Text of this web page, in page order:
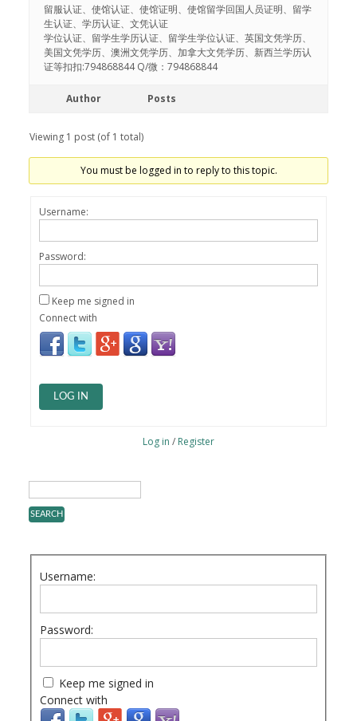
留服认证、使馆认证、使馆证明、使馆留学回国人员证明、留学
生认证、学历认证、文凭认证
学位认证、留学生学历认证、留学生学位认证、英国文凭学历、
美国文凭学历、澳洲文凭学历、加拿大文凭学历、新西兰学历认
证等扣扣:794868844 Q/微：794868844
Author Posts
Viewing 1 post (of 1 total)
You must be logged in to reply to this topic.
Username:
Password:
Keep me signed in
Connect with
LOG IN
Log in / Register
Username:
Password:
Keep me signed in
Connect with